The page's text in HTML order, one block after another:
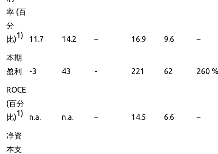
率(百
分
比)1) 11.7 14.2 – 16.9 9.6 –
本期
盈利
-3 43 - 221 62 260 %
ROCE
(百分
比)1) n.a. n.a. – 14.5 6.6 –
净资
本支